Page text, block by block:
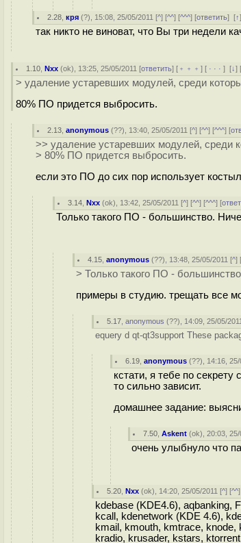
2.28 ,кря (?), 15:08, 25/05/2011 [^] [^^] [^^^] [ответить][↑
так никто не виноват, что Вы три недели
1.10 ,Nxx (ok), 13:25, 25/05/2011 [ответить] [ ﹢﹢﹢] [ · · ·][↓] [
> удаление устаревших модулей, среди
80% ПО придется выбросить.
2.13 ,anonymous (??), 13:40, 25/05/2011 [^] [^^] [^^^] [
>> удаление устаревших модулей, среди
> 80% ПО придется выбросить.
если это ПО до сих пор использует
3.14 ,Nxx (ok), 13:42, 25/05/2011 [^] [^^] [^^^] [
Только такого ПО - большинство.
4.15 ,anonymous (??), 13:48, 25/05/2011 [^]
> Только такого ПО -
примеры в студию. трещать все
5.17 ,anonymous (??), 14:09, 25/05/
equery d qt-qt3support These
6.19 ,anonymous (??), 14:16, 25/
кстати, я тебе по
то сильно зависит.
домашнее задание:
7.50 ,Askent (ok), 20:03, 25/
очень улыбнуло что
5.20 ,Nxx (ok), 14:20, 25/05/2011 [^] [^^
kdebase (KDE4.6), aqbanking,
kcall, kdenetwork (KDE 4.6),
kmail, kmouth, kmtrace, knode,
kradio, krusader, kstars,